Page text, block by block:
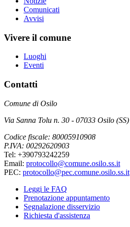
Comunicati
Avvisi
Vivere il comune
Luoghi
Eventi
Contatti
Comune di Osilo
Via Sanna Tolu n. 30 - 07033 Osilo (SS)
Codice fiscale: 80005910908
P.IVA: 00292620903
Tel: +390793242259
Email: protocollo@comune.osilo.ss.it
PEC: protocollo@pec.comune.osilo.ss.it
Leggi le FAQ
Prenotazione appuntamento
Segnalazione disservizio
Richiesta d'assistenza